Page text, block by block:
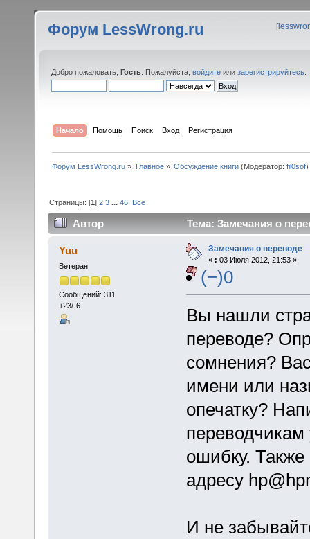
Форум LessWrong.ru [
Добро пожаловать, Гость . Пожалуйста, войдите или зарегистрируйтесь
Начало Помощь Поиск Вход Регистрация
Форум LessWrong.ru » Главное» Обсуждение книги(Модератор: fil0sof)
Страницы: [1]2 3 ...46 Все
Автор Тема: Замечания о
Yuu
Ветеран
Сообщений: 311
+23/-6
Замечания о переводе
« : 03 Июля 2012, 21:53 »
(−)0
Вы нашли
переводе?
сомнения?
имени или
опечатку?
ошибку.
адресу
И не